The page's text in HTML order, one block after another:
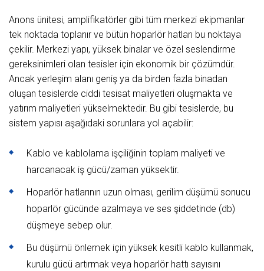
Anons ünitesi, amplifikatörler gibi tüm merkezi ekipmanlar
tek noktada toplanır ve bütün hoparlör hatları bu noktaya
çekilir. Merkezi yapı, yüksek binalar ve özel seslendirme
gereksinimleri olan tesisler için ekonomik bir çözümdür.
Ancak yerleşim alanı geniş ya da birden fazla binadan
oluşan tesislerde ciddi tesisat maliyetleri oluşmakta ve
yatırım maliyetleri yükselmektedir. Bu gibi tesislerde, bu
sistem yapısı aşağıdaki sorunlara yol açabilir:
Kablo ve kablolama işçiliğinin toplam maliyeti ve
harcanacak iş gücü/zaman yüksektir.
Hoparlör hatlarının uzun olması, gerilim düşümü sonucu
hoparlör gücünde azalmaya ve ses şiddetinde (db)
düşmeye sebep olur.
Bu düşümü önlemek için yüksek kesitli kablo kullanmak,
kurulu gücü artırmak veya hoparlör hattı sayısını